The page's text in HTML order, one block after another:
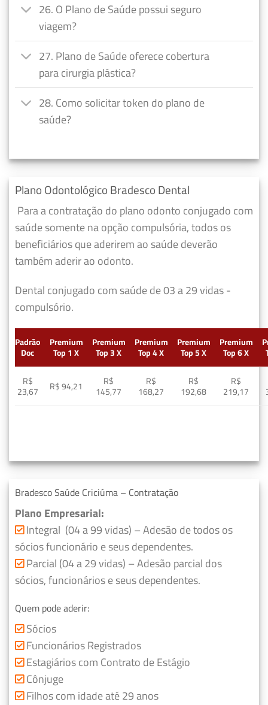
26. O Plano de Saúde possui seguro
viagem?
27. Plano de Saúde oferece cobertura
para cirurgia plástica?
28. Como solicitar token do plano de
saúde?
Plano Odontológico Bradesco Dental
Para a contratação do plano odonto conjugado com
saúde somente na opção compulsória, todos os
beneficiários que aderirem ao saúde deverão
também aderir ao odonto.
Dental conjugado com saúde de 03 a 29 vidas -
compulsório.
Padrão
Doc
Premium
Top 1 X
Premium
Top 3 X
Premium
Top 4 X
Premium
Top 5 X
Premium
Top 6 X
R$
23,67
R$ 94,21
R$
145,77
R$
168,27
R$
192,68
R$
219,17
Bradesco Saúde Criciúma – Contratação
Plano Empresarial:
Integral (04 a 99 vidas) – Adesão de todos os
sócios funcionário e seus dependentes.
Parcial (04 a 29 vidas) – Adesão parcial dos
sócios, funcionários e seus dependentes.
Quem pode aderir:
Sócios
Funcionários Registrados
Estagiários com Contrato de Estágio
Cônjuge
Filhos com idade até 29 anos